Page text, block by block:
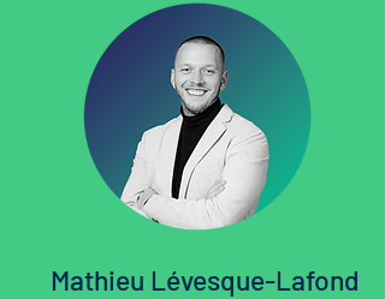
Mathieu Lévesque-Lafond